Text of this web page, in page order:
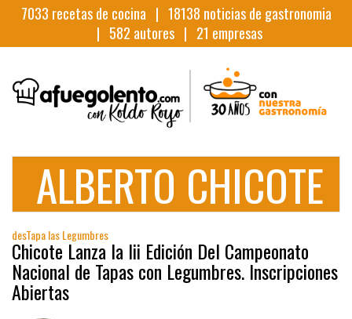
7033 recetas de cocina | 18138 noticias de gastronomia
| 582 autores | 21 empresas
ALBERTO CHICOTE
desTapa las Legumbres
Chicote Lanza la Iii Edición Del Campeonato
Nacional de Tapas con Legumbres. Inscripciones
Abiertas